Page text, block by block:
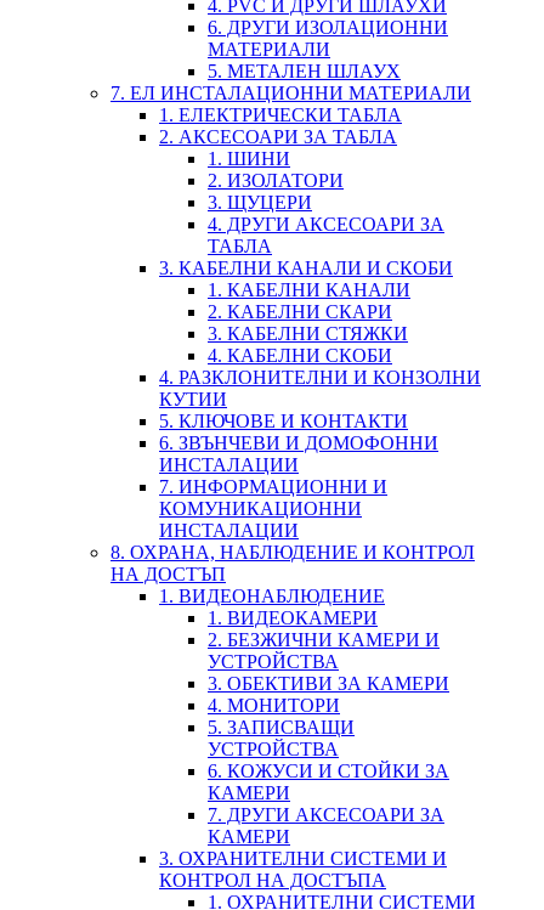
4. PVC И ДРУГИ ШЛАУХИ
6. ДРУГИ ИЗОЛАЦИОННИ
МАТЕРИАЛИ
5. МЕТАЛЕН ШЛАУХ
7. ЕЛ ИНСТАЛАЦИОННИ МАТЕРИАЛИ
1. ЕЛЕКТРИЧЕСКИ ТАБЛА
2. АКСЕСОАРИ ЗА ТАБЛА
1. ШИНИ
2. ИЗОЛАТОРИ
3. ЩУЦЕРИ
4. ДРУГИ АКСЕСОАРИ ЗА
ТАБЛА
3. КАБЕЛНИ КАНАЛИ И СКОБИ
1. КАБЕЛНИ КАНАЛИ
2. КАБЕЛНИ СКАРИ
3. КАБЕЛНИ СТЯЖКИ
4. КАБЕЛНИ СКОБИ
4. РАЗКЛОНИТЕЛНИ И КОНЗОЛНИ
КУТИИ
5. КЛЮЧОВЕ И КОНТАКТИ
6. ЗВЪНЧЕВИ И ДОМОФОННИ
ИНСТАЛАЦИИ
7. ИНФОРМАЦИОННИ И
КОМУНИКАЦИОННИ
ИНСТАЛАЦИИ
8. ОХРАНА, НАБЛЮДЕНИЕ И КОНТРОЛ
НА ДОСТЪП
1. ВИДЕОНАБЛЮДЕНИЕ
1. ВИДЕОКАМЕРИ
2. БЕЗЖИЧНИ КАМЕРИ И
УСТРОЙСТВА
3. ОБЕКТИВИ ЗА КАМЕРИ
4. МОНИТОРИ
5. ЗАПИСВАЩИ
УСТРОЙСТВА
6. КОЖУСИ И СТОЙКИ ЗА
КАМЕРИ
7. ДРУГИ АКСЕСОАРИ ЗА
КАМЕРИ
3. ОХРАНИТЕЛНИ СИСТЕМИ И
КОНТРОЛ НА ДОСТЪПА
1. ОХРАНИТЕЛНИ СИСТЕМИ